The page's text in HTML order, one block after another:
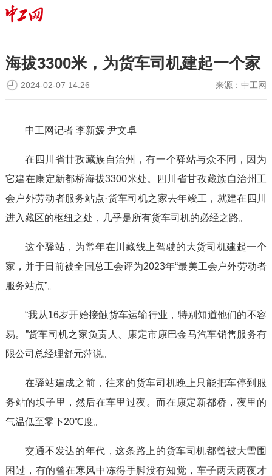
海拔3300米，为货车司机建起一个家
来源：中工网
2024-02-07 14:26
中工网记者 李新媛 尹文卓
在四川省甘孜藏族自治州，有一个驿站与众不同，因为
它建在康定新都桥海拔3300米处。四川省甘孜藏族自治州工
会户外劳动者服务站点·货车司机之家去年竣工，就建在四川
进入藏区的枢纽之处，几乎是所有货车司机的必经之路。
这个驿站，为常年在川藏线上驾驶的大货司机建起一个
家，并于日前被全国总工会评为2023年“最美工会户外劳动者
服务站点”。
“我从16岁开始接触货车运输行业，特别知道他们的不容
易。”货车司机之家负责人、康定市康巴金马汽车销售服务有
限公司总经理舒元萍说。
在驿站建成之前，往来的货车司机晚上只能把车停到服
务站的坝子里，然后在车里过夜。而在康定新都桥，夜里的
气温低至零下20℃度。
交通不发达的年代，这条路上的货车司机都曾被大雪围
困过，有的曾在寒风中冻得手脚没有知觉，车子两天两夜才